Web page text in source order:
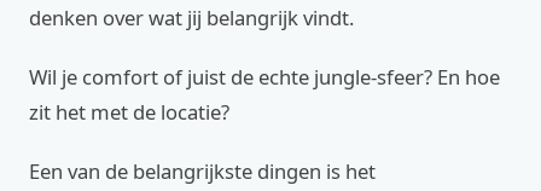
denken over wat jij belangrijk vindt.
Wil je comfort of juist de echte jungle-sfeer? En hoe
zit het met de locatie?
Een van de belangrijkste dingen is het